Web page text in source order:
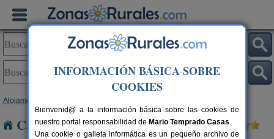
Alojamientos
Casas Rurales cerca de Alcóntar
INFORMACIÓN BÁSICA SOBRE
COOKIES
Bienvenid@ a la información básica sobre las cookies de
nuestro portal responsabilidad de Mario Temprado Casas.
Una cookie o galleta informática es un pequeño archivo de